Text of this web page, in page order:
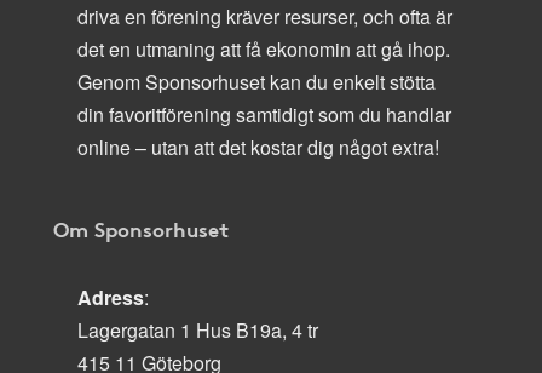
driva en förening kräver resurser, och ofta är
det en utmaning att få ekonomin att gå ihop.
Genom Sponsorhuset kan du enkelt stötta
din favoritförening samtidigt som du handlar
online – utan att det kostar dig något extra!
Om Sponsorhuset
Adress:
Lagergatan 1 Hus B19a, 4 tr
415 11 Göteborg